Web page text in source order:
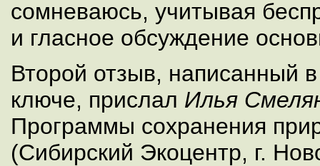
сомневаюсь, учитывая
и гласное обсуждение
Второй отзыв, написанный
ключе, прислал Илья
Программы сохранения
(Сибирский Экоцентр, г.